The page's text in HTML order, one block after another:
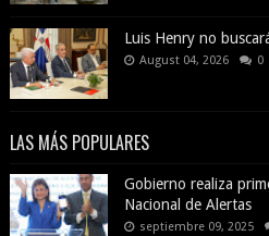
Luis Henry no
August 04, 2026 0
LAS MÁS POPULARES
Gobierno realiza
Nacional de Alertas
septiembre 09, 2025